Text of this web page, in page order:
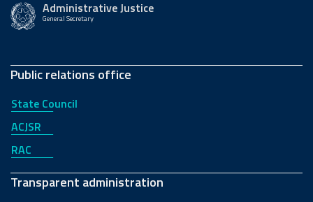
Administrative Justice
General Secretary
Public relations office
State Council
ACJSR
RAC
Transparent administration